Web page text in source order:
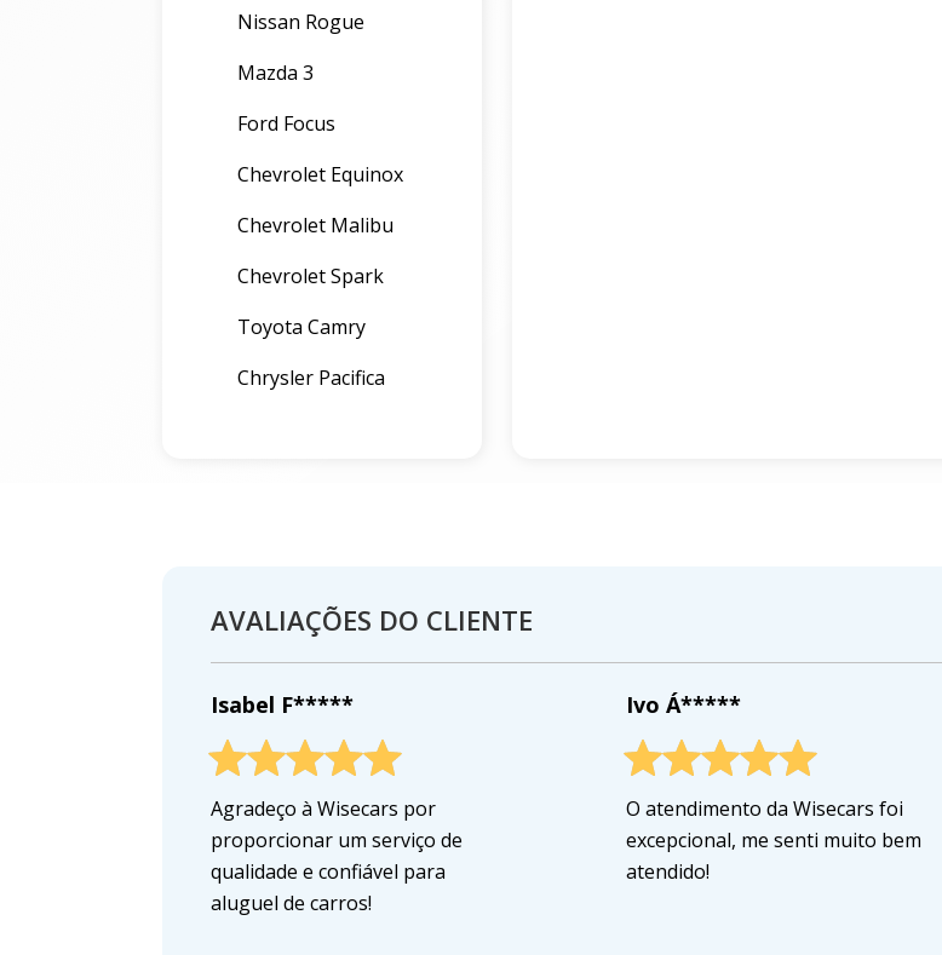
Nissan Rogue
Mazda 3
Ford Focus
Chevrolet Equinox
Chevrolet Malibu
Chevrolet Spark
Toyota Camry
Chrysler Pacifica
AVALIAÇÕES DO CLIENTE
Isabel F*****
Agradeço à Wisecars por
proporcionar um serviço de
qualidade e confiável para
aluguel de carros!
Ivo Á*****
O atendimento da Wisecars foi
excepcional, me senti muito bem
atendido!